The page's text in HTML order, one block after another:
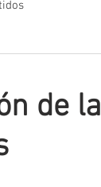
de la